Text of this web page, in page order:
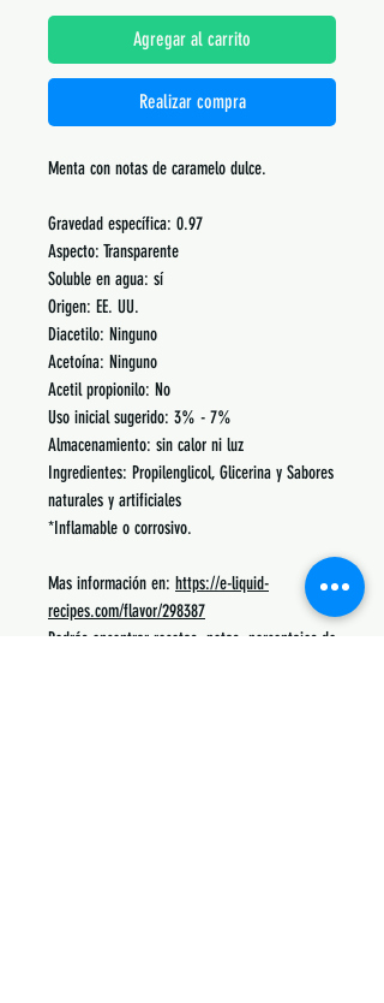
Agregar al carrito
Realizar compra
Menta con notas de caramelo dulce.
Gravedad específica: 0.97
Aspecto: Transparente
Soluble en agua: sí
Origen: EE. UU.
Diacetilo: Ninguno
Acetoína: Ninguno
Acetil propionilo: No
Uso inicial sugerido: 3% - 7%
Almacenamiento: sin calor ni luz
Ingredientes: Propilenglicol, Glicerina y Sabores
naturales y artificiales
*Inflamable o corrosivo.
Mas información en: https://e-liquid-
recipes.com/flavor/298387
Podrás encontrar recetas, notas, porcentajes de